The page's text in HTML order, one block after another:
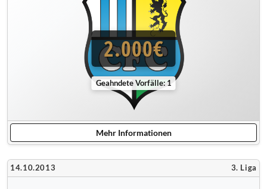
2.000€
Geahndete Vorfälle: 1
Mehr Informationen
14.10.2013 3. Liga